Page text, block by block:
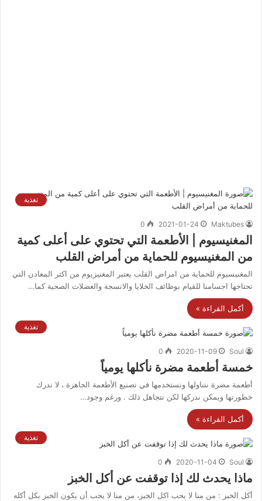
تغذية
Maktubes
2021-01-24
0
المغنيسيوم | الأطعمة التي تحتوي على أعلى كمية
من المغنيسيوم للحماية من أمراض القلب
المغنيسيوم للحماية من امراض القلب يعتبر المغنيزيوم من اكثر المعادن التي
تحتاجها اجسامنا للقيام بوظائف الخلايا والانسجة والعضلات الصحية كما…
أكمل القراءة »
تغذية
Soul
2020-11-09
0
خمسة أطعمة مضرة نأكلها يومياً
أطعمة مضرة نتناولها ونستخدمها في تصنيع الأطعمة الجاهزة ، لا ندرك
خطورتها ويمكن ندركها لكن نتجاهل ذلك . ورغم وجود…
أكمل القراءة »
تغذية
Soul
2020-11-04
0
ماذا يحدث لك إذا توقفت عن أكل الخبز
أكل الخبز : من منا لا يحب اكل الخبز، من منا لا يحب أن يكون الخبز بكل أكله